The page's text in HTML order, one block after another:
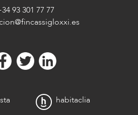
93 301 77 77
habitaclia